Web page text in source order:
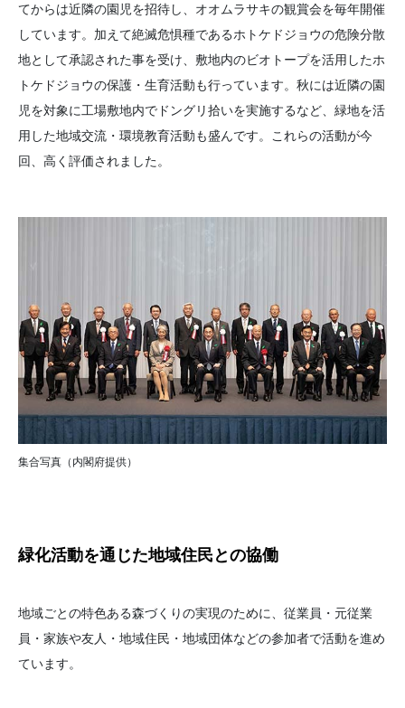
てからは近隣の園児を招待し、オオムラサキの観賞会を毎年開催
しています。加えて絶滅危惧種であるホトケドジョウの危険分散
地として承認された事を受け、敷地内のビオトープを活用したホ
トケドジョウの保護・生育活動も行っています。秋には近隣の園
児を対象に工場敷地内でドングリ拾いを実施するなど、緑地を活
用した地域交流・環境教育活動も盛んです。これらの活動が今
回、高く評価されました。
集合写真（内閣府提供）
緑化活動を通じた地域住民との協働
地域ごとの特色ある森づくりの実現のために、従業員・元従業
員・家族や友人・地域住民・地域団体などの参加者で活動を進め
ています。